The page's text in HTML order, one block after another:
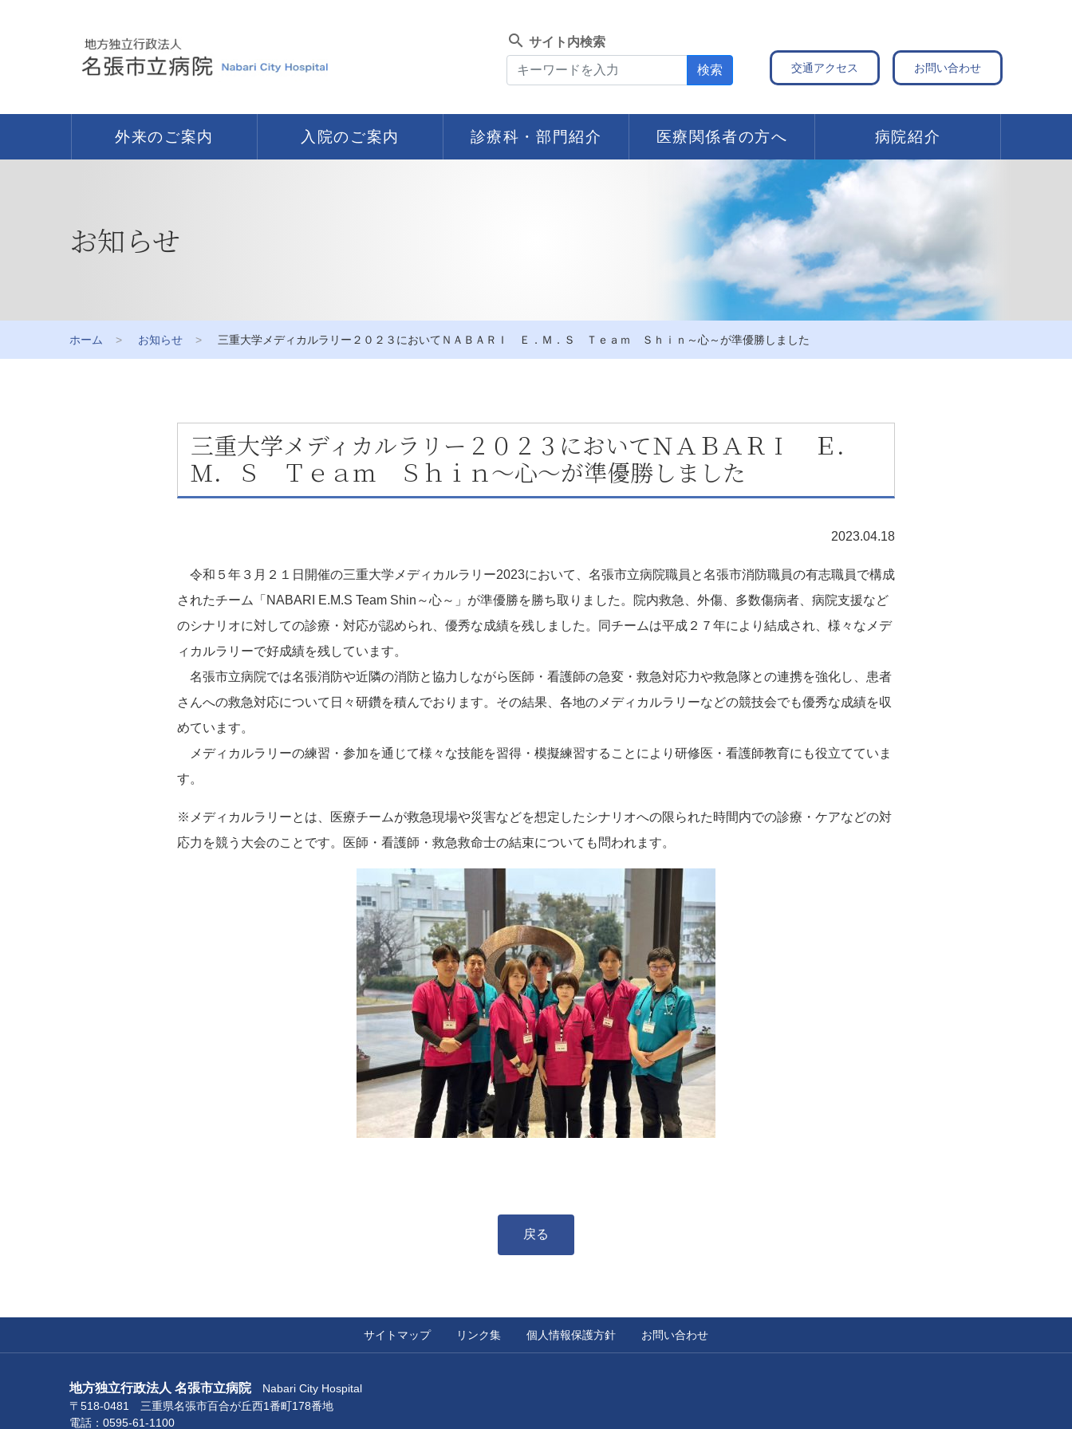
search サイト内検索
検索 交通アクセス お問い合わせ
外来のご案内 入院のご案内 診療科・部門紹介 医療関係者の方へ 病院紹介
お知らせ
ホーム お知らせ 三重大学メディカルラリー２０２３においてＮＡＢＡＲＩ Ｅ．Ｍ．Ｓ Ｔｅａｍ Ｓｈｉｎ～心～が準優勝しました
三重大学メディカルラリー２０２３においてＮＡＢＡＲＩ Ｅ．
Ｍ．Ｓ Ｔｅａｍ Ｓｈｉｎ～心～が準優勝しました
2023.04.18
令和５年３月２１日開催の三重大学メディカルラリー2023において、名張市立病院職員と名張市消防職員の有志職員で構成
されたチーム「NABARI E.M.S Team Shin～心～」が準優勝を勝ち取りました。院内救急、外傷、多数傷病者、病院支援など
のシナリオに対しての診療・対応が認められ、優秀な成績を残しました。同チームは平成２７年により結成され、様々なメデ
ィカルラリーで好成績を残しています。
名張市立病院では名張消防や近隣の消防と協力しながら医師・看護師の急変・救急対応力や救急隊との連携を強化し、患者
さんへの救急対応について日々研鑽を積んでおります。その結果、各地のメディカルラリーなどの競技会でも優秀な成績を収
めています。
メディカルラリーの練習・参加を通じて様々な技能を習得・模擬練習することにより研修医・看護師教育にも役立てていま
す。
※メディカルラリーとは、医療チームが救急現場や災害などを想定したシナリオへの限られた時間内での診療・ケアなどの対
応力を競う大会のことです。医師・看護師・救急救命士の結束についても問われます。
戻る
サイトマップ リンク集 個人情報保護方針 お問い合わせ
地方独立行政法人 名張市立病院Nabari City Hospital
〒518-0481 三重県名張市百合が丘西1番町178番地
電話：0595-61-1100